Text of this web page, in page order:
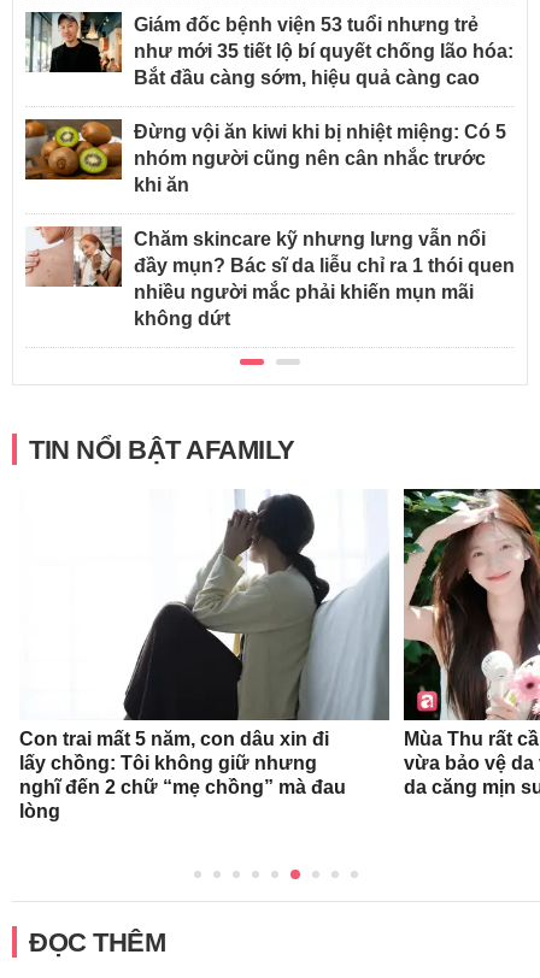
Giám đốc bệnh viện 53 tuổi nhưng trẻ
như mới 35 tiết lộ bí quyết chống lão hóa:
Bắt đầu càng sớm, hiệu quả càng cao
Đừng vội ăn kiwi khi bị nhiệt miệng: Có 5
nhóm người cũng nên cân nhắc trước
khi ăn
Chăm skincare kỹ nhưng lưng vẫn nổi
đầy mụn? Bác sĩ da liễu chỉ ra 1 thói quen
nhiều người mắc phải khiến mụn mãi
không dứt
TIN NỔI BẬT AFAMILY
Con trai mất 5 năm, con dâu xin đi
lấy chồng: Tôi không giữ nhưng
nghĩ đến 2 chữ “mẹ chồng” mà đau
lòng
Mùa Thu rất
vừa bảo vệ
da căng mịn
ĐỌC THÊM